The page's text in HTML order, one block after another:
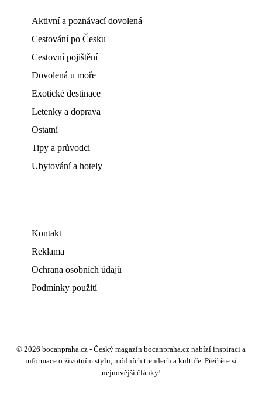
Aktivní a poznávací dovolená
Cestování po Česku
Cestovní pojištění
Dovolená u moře
Exotické destinace
Letenky a doprava
Ostatní
Tipy a průvodci
Ubytování a hotely
Kontakt
Reklama
Ochrana osobních údajů
Podmínky použití
© 2026 bocanpraha.cz - Český magazín bocanpraha.cz nabízí inspiraci a
informace o životním stylu, módních trendech a kultuře. Přečtěte si
nejnovější články!